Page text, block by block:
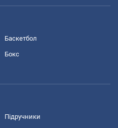
Баскетбол
Бокс
Підручники